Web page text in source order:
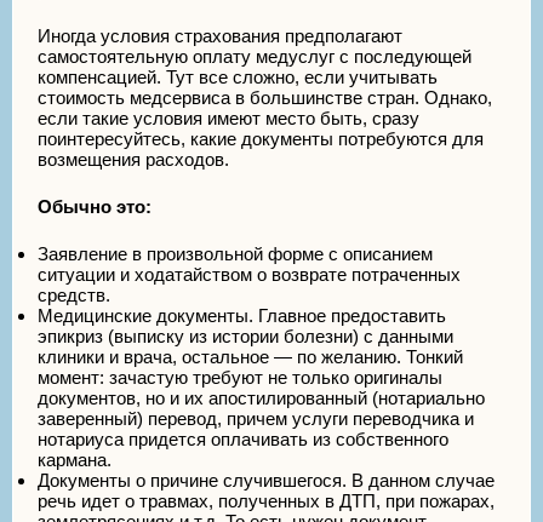
Иногда условия страхования предполагают
самостоятельную оплату медуслуг с последующей
компенсацией. Тут все сложно, если учитывать
стоимость медсервиса в большинстве стран. Однако,
если такие условия имеют место быть, сразу
поинтересуйтесь, какие документы потребуются для
возмещения расходов.
Обычно это:
Заявление в произвольной форме с описанием
ситуации и ходатайством о возврате потраченных
средств.
Медицинские документы. Главное предоставить
эпикриз (выписку из истории болезни) с данными
клиники и врача, остальное — по желанию. Тонкий
момент: зачастую требуют не только оригиналы
документов, но и их апостилированный (нотариально
заверенный) перевод, причем услуги переводчика и
нотариуса придется оплачивать из собственного
кармана.
Документы о причине случившегося. В данном случае
речь идет о травмах, полученных в ДТП, при пожарах,